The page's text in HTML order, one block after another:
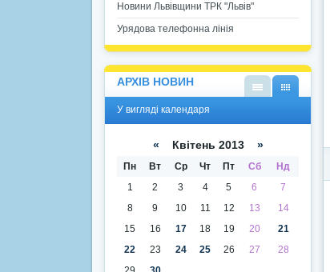
Новини Львівщини ТРК "Львів"
Урядова телефонна лінія
АРХІВ НОВИН
ді
ді
У вигляді календаря
« Квітень 2013 »
Пн Вт Ср Чт Пт Сб
Нд
1
2 3 4 5 6
7
8
9 10 11 12 13
14
15
16 17 18 19 20
21
22
23 24 25 26 27
28